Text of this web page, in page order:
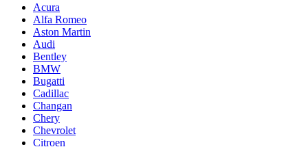
Acura
Alfa Romeo
Aston Martin
Audi
Bentley
BMW
Bugatti
Cadillac
Changan
Chery
Chevrolet
Citroen